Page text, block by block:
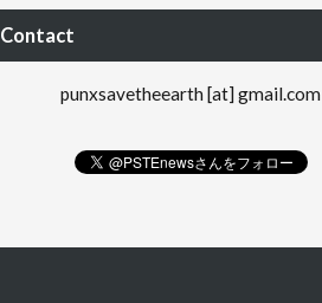
Contact
punxsavetheearth [at] gmail.com